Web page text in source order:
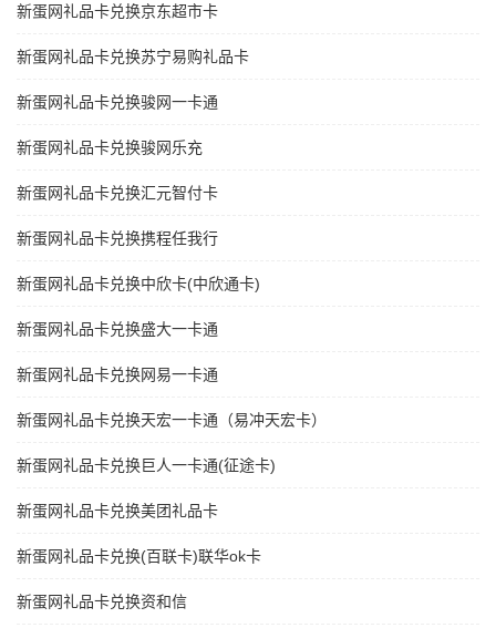
新蛋网礼品卡兑换京东超市卡
新蛋网礼品卡兑换苏宁易购礼品卡
新蛋网礼品卡兑换骏网一卡通
新蛋网礼品卡兑换骏网乐充
新蛋网礼品卡兑换汇元智付卡
新蛋网礼品卡兑换携程任我行
新蛋网礼品卡兑换中欣卡(中欣通卡)
新蛋网礼品卡兑换盛大一卡通
新蛋网礼品卡兑换网易一卡通
新蛋网礼品卡兑换天宏一卡通（易冲天宏卡）
新蛋网礼品卡兑换巨人一卡通(征途卡)
新蛋网礼品卡兑换美团礼品卡
新蛋网礼品卡兑换(百联卡)联华ok卡
新蛋网礼品卡兑换资和信